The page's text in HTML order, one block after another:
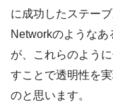
に成功したステー
Networkのような
が、これらのよう
すことで透明性を
のと思います。